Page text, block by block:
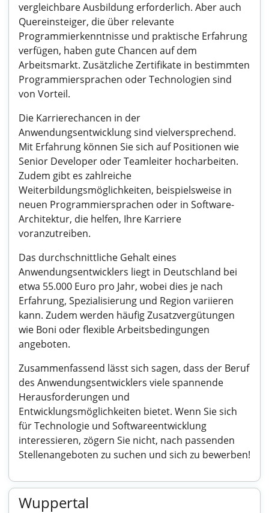
vergleichbare Ausbildung erforderlich. Aber auch
Quereinsteiger, die über relevante
Programmierkenntnisse und praktische Erfahrung
verfügen, haben gute Chancen auf dem
Arbeitsmarkt. Zusätzliche Zertifikate in bestimmten
Programmiersprachen oder Technologien sind
von Vorteil.
Die Karrierechancen in der
Anwendungsentwicklung sind vielversprechend.
Mit Erfahrung können Sie sich auf Positionen wie
Senior Developer oder Teamleiter hocharbeiten.
Zudem gibt es zahlreiche
Weiterbildungsmöglichkeiten, beispielsweise in
neuen Programmiersprachen oder in Software-
Architektur, die helfen, Ihre Karriere
voranzutreiben.
Das durchschnittliche Gehalt eines
Anwendungsentwicklers liegt in Deutschland bei
etwa 55.000 Euro pro Jahr, wobei dies je nach
Erfahrung, Spezialisierung und Region variieren
kann. Zudem werden häufig Zusatzvergütungen
wie Boni oder flexible Arbeitsbedingungen
angeboten.
Zusammenfassend lässt sich sagen, dass der Beruf
des Anwendungsentwicklers viele spannende
Herausforderungen und
Entwicklungsmöglichkeiten bietet. Wenn Sie sich
für Technologie und Softwareentwicklung
interessieren, zögern Sie nicht, nach passenden
Stellenangeboten zu suchen und sich zu bewerben!
Wuppertal